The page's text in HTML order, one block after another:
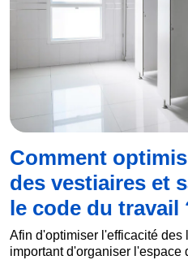
Comment
des vestiaires et
le code du travail
Afin d'optimiser l'efficacité des
important d'organiser l'espace